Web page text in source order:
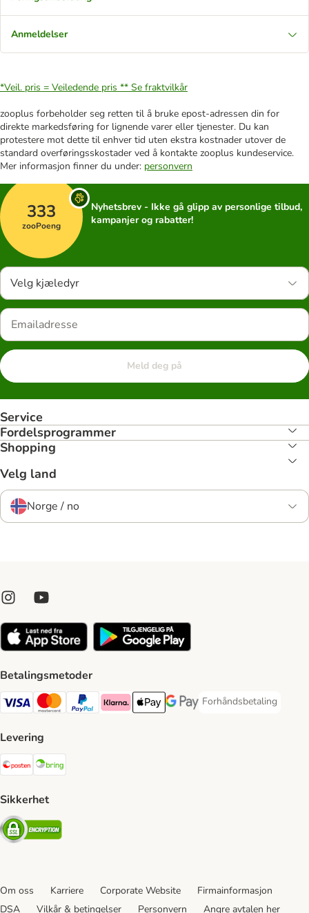
Anmeldelser
*Veil. pris = Veiledende pris ** Se fraktvilkår
zooplus forbeholder seg retten til å bruke epost-adressen din for
direkte markedsføring for lignende varer eller tjenester. Du kan
protestere mot dette til enhver tid uten ekstra kostnader utover de
standard overføringsskostader ved å kontakte zooplus kundeservice.
Mer informasjon finner du under: personvern
333
zooPoeng
Nyhetsbrev - Ikke gå glipp av personlige tilbud,
kampanjer og rabatter!
Velg kjæledyr
Meld deg på
Service
Fordelsprogrammer
Shopping
Velg land
Norge / no
Betalingsmetoder
Visa Payment Method
Mastercard Payment Method
PayPal Payment Method
Klarna Payment Method
Apple Pay Payment Method
Google Pay Payment Method
Forhåndsbetaling
Forhåndsbetaling
Levering
Posten Shipping Method
Sikkerhet
Security
Om oss Karriere Corporate Website
Firmainformasjon
DSA
Vilkår & betingelser Personvern Angre avtalen her